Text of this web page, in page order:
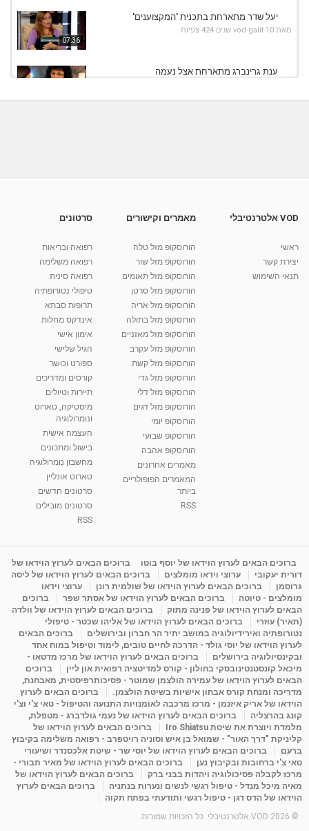
07:36
יעל שדר מתארחת בתכנית 'המקצוענים'
מאת vod-galit 10 שנים 424 צפיות
ענת גרינברג מתארחת אצל נעמה
מאת vod-galit 10 שנים
10:17
קרין גורן - העוגה המתגלצ’ת ללא קמח
38.5k צפיות
01:37
יוסי שר - מתמחה בשיטת אלכסנדר וטאי צ'י
2,738 צפיות
01:46
רנה רז-גילו -טיפול אנרגטי ויעוץ רוחני - נומרולוגית
2,314 צפיות
05:37
סודות בתאריך הלידה, משמעות חודש הלידה -
ינואר זינה ליבשיץ נומרולוגית
ליסה גרוסמן - המרכז לאימון התנהגותי - קשב
09:12
מדיטציה בדמיון מודרך - היכרות עם האני הפנימי
מאת admin 11 שנים 3,649 צפיות
פנינה מתוק - מרכז "נתיב הלב" בהרצליה-
מדיטציה-התחדשות
Shahar-vod
VOD אלטרנטיבלי
ראשי
יצירת קשר
תנאי השימוש
מאמרים וקישורים
הורוסקופ מזל טלה
הורוסקופ מזל שור
הורוסקופ מזל תאומים
הורוסקופ מזל סרטן
הורוסקופ מזל אריה
הורוסקופ מזל בתולה
הורוסקופ מזל מאזניים
הורוסקופ מזל עקרב
הורוסקופ מזל קשת
הורוסקופ מזל גדי
הורוסקופ מזל דלי
הורוסקופ מזל דגים
הורוסקופ יומי
הורוסקופ שבועי
הורוסקופ אהבה
מאמרים אחרונים
המאמרים הפופולריים
ביותר
RSS
סרטונים
רפואה ובריאות
רפואה משלימה
רפואה סינית
טיפולי נטורופתיה
תרופות סבתא
אינדקס מחלות
אימון אישי
הגיל שלישי
ספורט וכושר
קורסים ומדריכים
תיירות וטיולים
מיסטיקה, טארוט
ונומרולוגיה
העצמה אישית
בישול ומתכונים
מחשבון נומרולוגיה
טארוט אונליין
סרטונים חדשים
סרטונים מובילים
RSS
ברוכים הבאים לערוץ הוידאו של יוסף בוטו
ברוכים הבאים לערוץ הוידאו של
דורית יעקובי
ערוצי וידאו מומלצים
ברוכים הבאים לערוץ הוידאו של ליסה
גרוסמן
ברוכים הבאים לערוץ הוידאו של שולמית רונן
ערוצי וידאו
מומלצים - טיוטה
ברוכים הבאים לערוץ הוידאו של אסתר שפר
ברוכים
הבאים לערוץ הוידאו של פנינה מתוק
ברוכים הבאים לערוץ הוידאו של וולדה
(תאיר) עוזרי
ברוכים הבאים לערוץ הוידאו של אליהו שכטר - טיפולי
נטורופתיה ואירידיולוגיה במושב יתיר הר חברון ובירושלים
ברוכים הבאים
לערוץ הוידאו של יוסי גולד - הדרכה לחיים טובים, לימוד וטיפול במוח אחד
ובקינסיולוגיה בירושלים
ברוכים הבאים לערוץ הוידאו של מרכז מדטאו -
מיכאל קונסטנטינובסקי בחולון - קורס למדיטציה רפואית און ליין
ברוכים
הבאים לערוץ הוידאו של עמירה הולצמן שמוטר - פסיכותרפיסטית, מאבחנת,
מדריכה ומנחת קורס אבחון אישיות בשיטת הולצמן.
ברוכים הבאים לערוץ
הוידאו של אריק איזנמן - מרכז מרכבה לאומנויות התנועה והטיפול - טאי צ'י וצ'י
קונג בהרצליה
ברוכים הבאים לערוץ הוידאו של נעמי גולדברג - מטפלת,
מלמדת ויוצרת את שיטת Iro Shiatsu
ברוכים הבאים לערוץ הוידאו של
קליניקת "דרך האור" - שמואל בן איש וסוניה רויטפרב - רפואה משלימה בקיבוץ
ברעם
ברוכים הבאים לערוץ הוידאו של יוסי שר - שיטת אלכסנדר ושיעורי
טאי צ'י ברחובות ובקיבוץ נען
ברוכים הבאים לערוץ הוידאו של מאיר תבורי -
מרכז לקבלה פסיכולוגיה ויהדות בבני ברק
ברוכים הבאים לערוץ הוידאו של
מאיה מיכל מנדל - טיפול רגשי לנשים ונערות בנתניה
ברוכים הבאים לערוץ
הוידאו של הדס דגן - טיפול רגשי ותודעתי בפתח תקוה
© 2026 VOD אלטרנטיבלי. כל הזכויות שמורות.